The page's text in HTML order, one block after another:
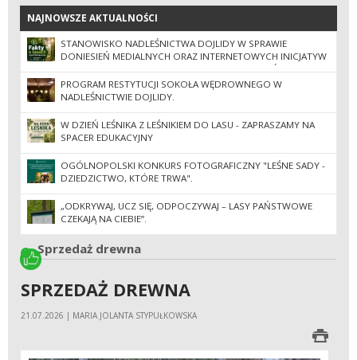
NAJNOWSZE AKTUALNOŚCI
NAJNOWSZE AKTUALNOŚCI
STANOWISKO NADLEŚNICTWA DOJLIDY W SPRAWIE
DONIESIEŃ MEDIALNYCH ORAZ INTERNETOWYCH INICJATYW
SPOŁECZNYCH DOTYCZĄCYCH GOSPODARKI LEŚNEJ.
PROGRAM RESTYTUCJI SOKOŁA WĘDROWNEGO W
NADLEŚNICTWIE DOJLIDY.
W DZIEŃ LEŚNIKA Z LEŚNIKIEM DO LASU - ZAPRASZAMY NA
SPACER EDUKACYJNY
OGÓLNOPOLSKI KONKURS FOTOGRAFICZNY "LEŚNE SADY -
DZIEDZICTWO, KTÓRE TRWA".
„ODKRYWAJ, UCZ SIĘ, ODPOCZYWAJ – LASY PAŃSTWOWE
CZEKAJĄ NA CIEBIE”.
Sprzedaż drewna
SPRZEDAŻ DREWNA
21.07.2026 | MARIA JOLANTA STYPUŁKOWSKA